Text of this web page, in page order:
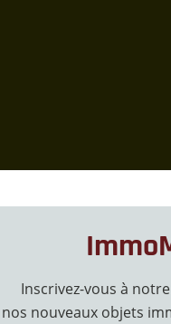
Inscrivez-vous à
nos nouveaux objets